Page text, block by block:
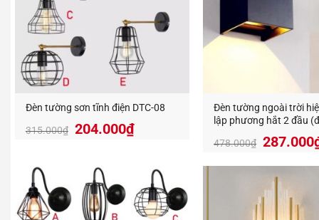
Đặc
Làm từ
nghiệt
hoặc
Ứng
Đèn tường sơn tĩnh điện DTC-08
315.000₫ 204.000₫
Đèn tường ngoài trời
lập phương hắt 2 đầu
được hướng sáng) DTE-
478.000₫ Giá
là:
478.000₫.
287.000